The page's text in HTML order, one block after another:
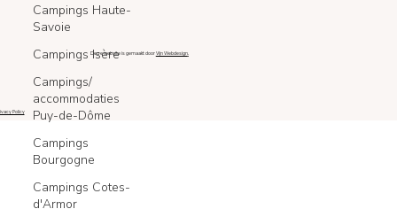
Campings Haute-
Savoie
Campings Isère
Campings/
accommodaties
Puy-de-Dôme
Campings
Bourgogne
Campings Cotes-
d'Armor
Deze website is gemaakt doorVijn Webdesign.
Policy